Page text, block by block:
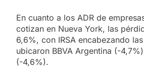
En cuanto a los ADR de
cotizan en Nueva York, las
6,6%, con IRSA encabezando
ubicaron BBVA Argentina (-
(-4,6%).